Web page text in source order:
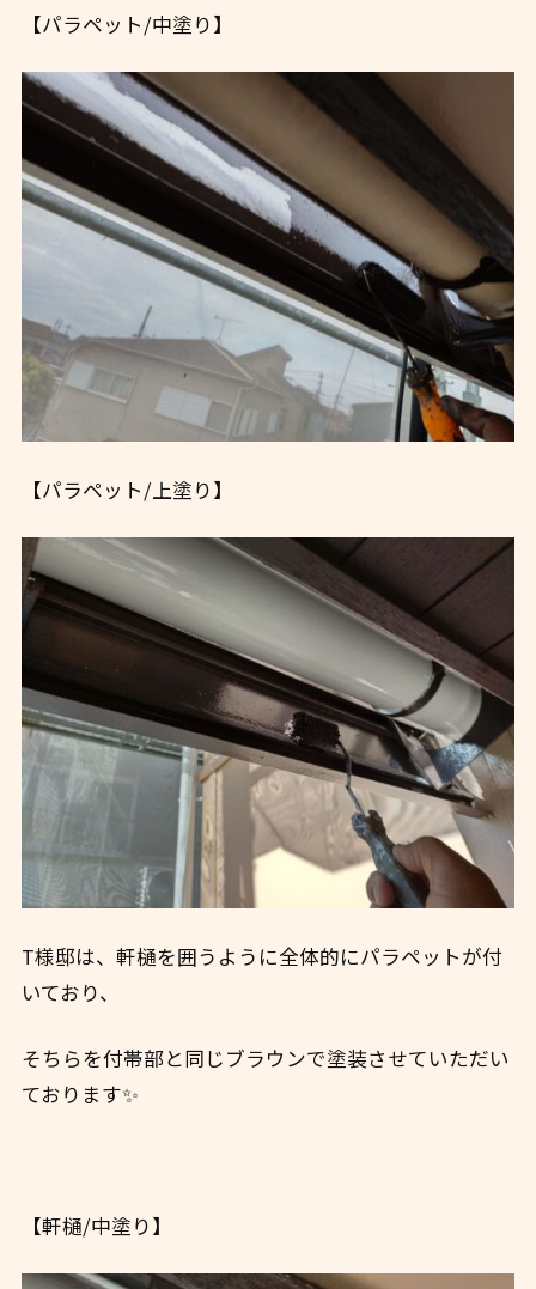
【パラペット/中塗り】
【パラペット/上塗り】
T様邸は、軒樋を囲うように全体的にパラペットが付
いており、
そちらを付帯部と同じブラウンで塗装させていただい
ております✨
【軒樋/中塗り】